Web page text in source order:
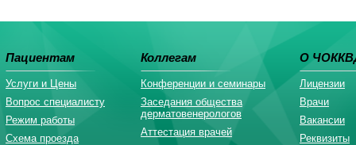
Пациентам
Услуги и Цены
Вопрос специалисту
Режим работы
Схема проезда
Коллегам
Конференции и семинары
Заседания общества
дерматовенерологов
Аттестация врачей
О
Лицензии
Врачи
Вакансии
Реквизиты